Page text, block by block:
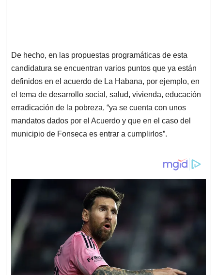
De hecho, en las propuestas programáticas de esta
candidatura se encuentran varios puntos que ya están
definidos en el acuerdo de La Habana, por ejemplo, en
el tema de desarrollo social, salud, vivienda, educación
erradicación de la pobreza, “ya se cuenta con unos
mandatos dados por el Acuerdo y que en el caso del
municipio de Fonseca es entrar a cumplirlos”.